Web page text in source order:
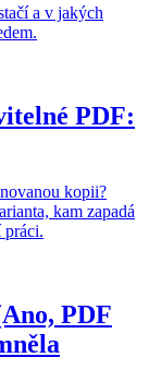
a v jakých
PDF:
kopii?
kam zapadá
práci.
PDF